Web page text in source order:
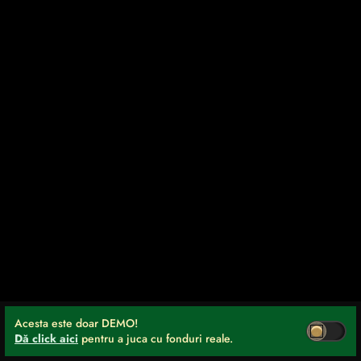
Acesta este doar DEMO!
Dă click aici pentru a juca cu fonduri reale.